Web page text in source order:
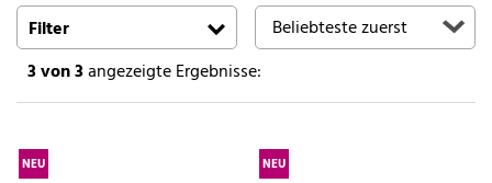
Suchen
Filter
3von 3angezeigte Ergebnisse:
NEU NEU